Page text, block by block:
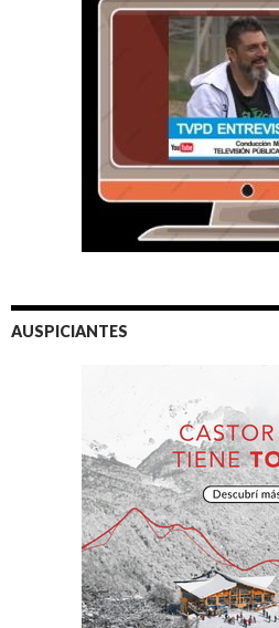
AUSPICIANTES